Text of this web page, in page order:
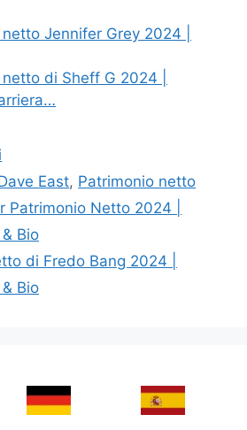
Jennifer Grey 2024 |
di Sheff G 2024 |
East, Patrimonio netto
Patrimonio Netto 2024 |
Bio
di Fredo Bang 2024 |
Bio